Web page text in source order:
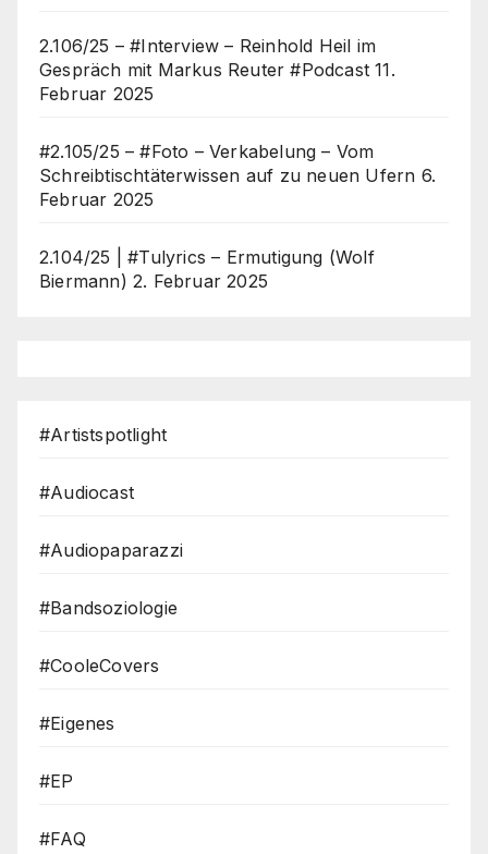
2.106/25 – #Interview – Reinhold Heil im
Gespräch mit Markus Reuter #Podcast 11.
Februar 2025
#2.105/25 – #Foto – Verkabelung – Vom
Schreibtischtäterwissen auf zu neuen Ufern 6.
Februar 2025
2.104/25 | #Tulyrics – Ermutigung (Wolf
Biermann) 2. Februar 2025
#Artistspotlight
#Audiocast
#Audiopaparazzi
#Bandsoziologie
#CooleCovers
#Eigenes
#EP
#FAQ